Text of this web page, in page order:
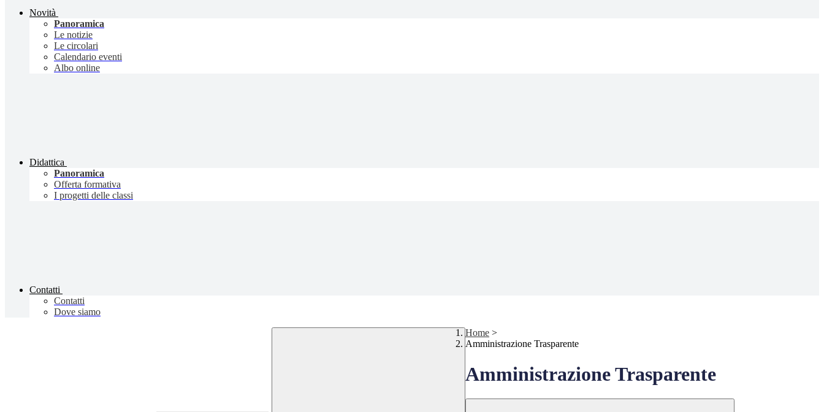
Novità
Panoramica
Le notizie
Le circolari
Calendario eventi
Albo online
Didattica
Panoramica
Offerta formativa
I progetti delle classi
Contatti
Contatti
Dove siamo
Home >
Amministrazione Trasparente
Amministrazione Trasparente